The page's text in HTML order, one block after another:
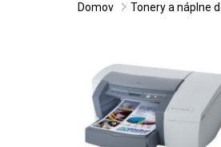
Domov Tonery a náplne